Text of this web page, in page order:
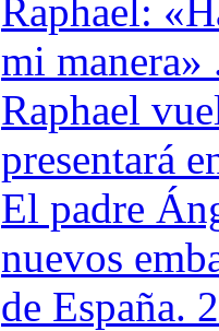
Raphael:
mi manera»
Raphael
presentará
El padre
nuevos
de España.